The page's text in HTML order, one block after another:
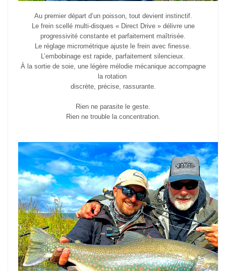
Au premier départ d’un poisson, tout devient instinctif.
Le frein scellé multi-disques « Direct Drive » délivre une
progressivité constante et parfaitement maîtrisée.
Le réglage micrométrique ajuste le frein avec finesse.
L’embobinage est rapide, parfaitement silencieux.
À la sortie de soie, une légère mélodie mécanique accompagne
la rotation
discrète, précise, rassurante.
Rien ne parasite le geste.
Rien ne trouble la concentration.